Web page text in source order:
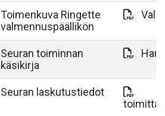
Toimenkuva Ringette
valmennuspäällikön
Seuran toiminnan
käsikirja
Seuran laskutustiedot